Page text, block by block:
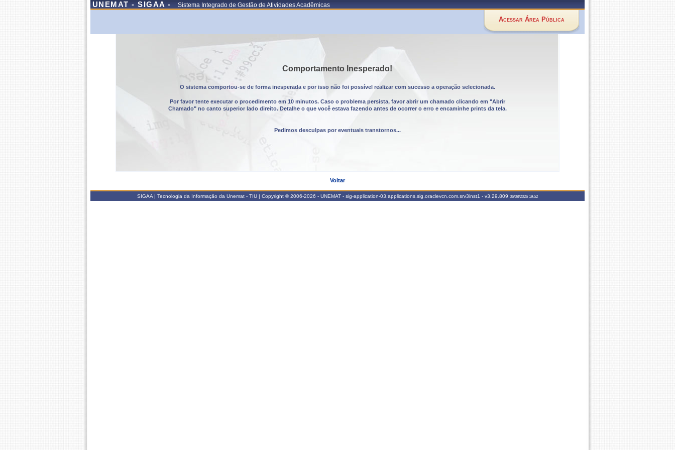
UNEMAT - SIGAA - Sistema Integrado de Gestão de Atividades Acadêmicas
Acessar Área Pública
Comportamento Inesperado!
O sistema comportou-se de forma inesperada e por isso não foi possível realizar com sucesso a operação selecionada.
Por favor tente executar o procedimento em 10 minutos. Caso o problema persista, favor abrir um chamado clicando em "Abrir
Chamado" no canto superior lado direito. Detalhe o que você estava fazendo antes de ocorrer o erro e encaminhe prints da tela.
Pedimos desculpas por eventuais transtornos...
Voltar
SIGAA | Tecnologia da Informação da Unemat - TIU | Copyright © 2006-2026 - UNEMAT - sig-application-03.applications.sig.oraclevcn.com.srv3inst1 - v3.29.809 06/08/2026 19:52